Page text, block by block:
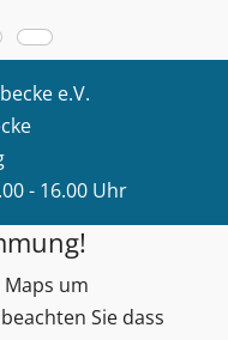
e.V.
- 16.00 Uhr
um
Sie dass